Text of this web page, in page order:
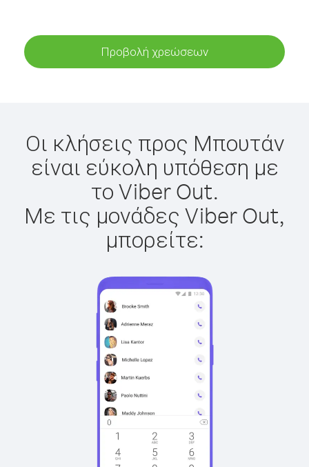
Προβολή χρεώσεων
Οι κλήσεις προς Μπουτάν
είναι εύκολη υπόθεση με
το Viber Out.
Με τις μονάδες Viber Out,
μπορείτε: